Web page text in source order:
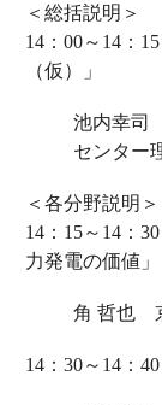
＜総括説明＞
14：00～14：
（仮）」
池内幸司
センター
＜各分野説明＞
14：15～14：
力発電の価値」
角 哲也
14：30～14：